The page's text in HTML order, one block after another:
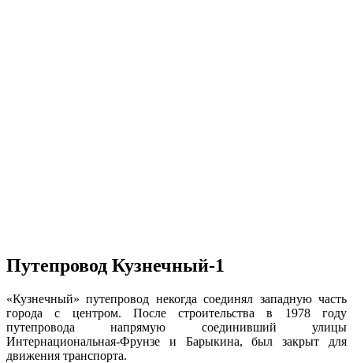
Путепровод Кузнечный-1
«Кузнечный» путепровод некогда соединял западную часть
города с центром. После строительства в 1978 году
путепровода напрямую соединивший улицы
Интернациональная-Фрунзе и Барыкина, был закрыт для
движения транспорта.